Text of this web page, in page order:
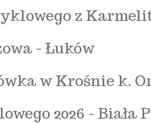
z
- Łuków
w Krośnie k.
2026 - Biała